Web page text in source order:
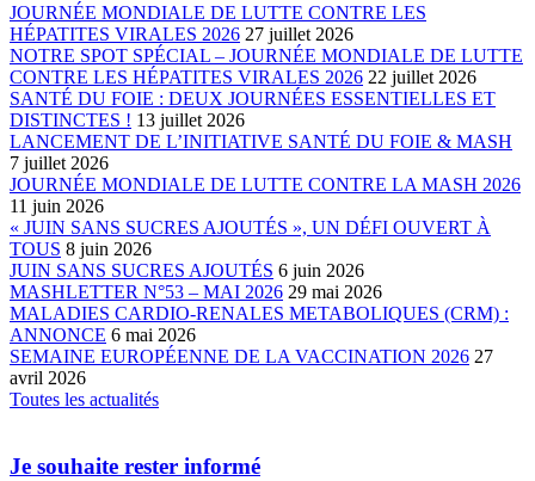
JOURNÉE MONDIALE DE LUTTE CONTRE LES
HÉPATITES VIRALES 2026 27 juillet 2026
NOTRE SPOT SPÉCIAL – JOURNÉE MONDIALE DE LUTTE
CONTRE LES HÉPATITES VIRALES 2026 22 juillet 2026
SANTÉ DU FOIE : DEUX JOURNÉES ESSENTIELLES ET
DISTINCTES ! 13 juillet 2026
LANCEMENT DE L’INITIATIVE SANTÉ DU FOIE & MASH
7 juillet 2026
JOURNÉE MONDIALE DE LUTTE CONTRE LA MASH 2026
11 juin 2026
« JUIN SANS SUCRES AJOUTÉS », UN DÉFI OUVERT À
TOUS 8 juin 2026
JUIN SANS SUCRES AJOUTÉS 6 juin 2026
MASHLETTER N°53 – MAI 2026 29 mai 2026
MALADIES CARDIO-RENALES METABOLIQUES (CRM) :
ANNONCE 6 mai 2026
SEMAINE EUROPÉENNE DE LA VACCINATION 2026 27
avril 2026
Toutes les actualités
Je souhaite rester informé